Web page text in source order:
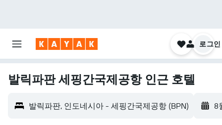
로그인
발릭파판 세핑간국제공항 인근 호텔
발릭파판, 인도네시아 - 세핑간국제공항 (BPN) 8